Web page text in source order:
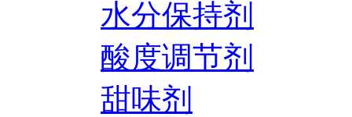
水分保持剂
酸度调节剂
甜味剂